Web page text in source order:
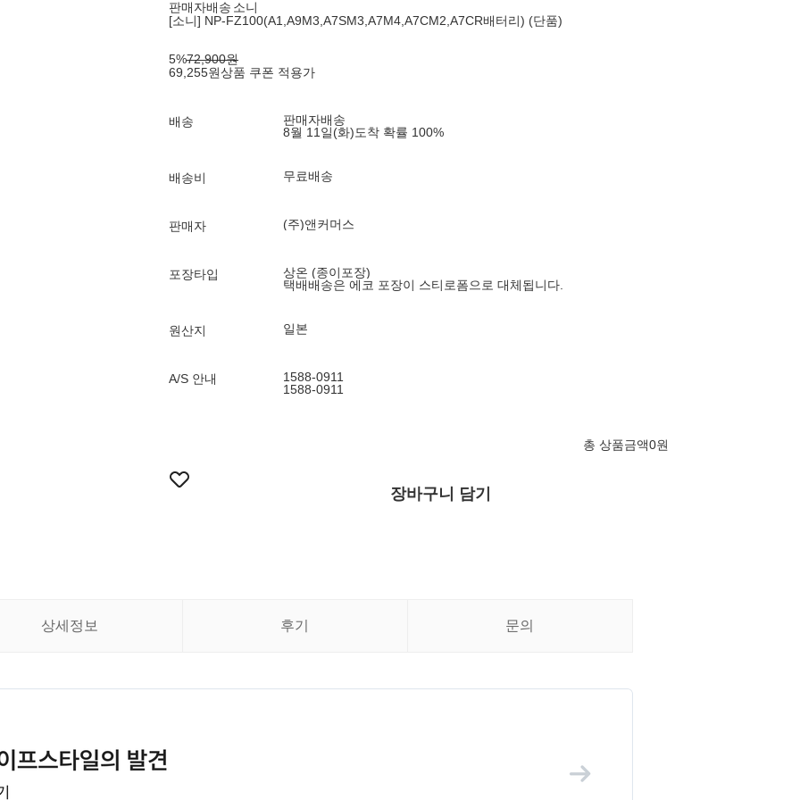
판매자배송 소니
[소니] NP-FZ100(A1,A9M3,A7SM3,A7M4,A7CM2,A7CR배터리) (단품)
5%72,900원
69,255원상품 쿠폰 적용가
배송
판매자배송
8월 11일(화)도착 확률 100%
배송비 무료배송
판매자 (주)앤커머스
포장타입
상온 (종이포장)
택배배송은 에코 포장이 스티로폼으로 대체됩니다.
원산지 일본
A/S 안내
1588-0911
1588-0911
총 상품금액0원
장바구니 담기
상세정보 후기 문의